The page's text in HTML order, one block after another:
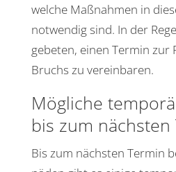
welche Maßnahmen in
notwendig sind. In der
gebeten, einen Termin zur
Bruchs zu vereinbaren.
Mögliche
bis zum nächsten
Bis zum nächsten Termin